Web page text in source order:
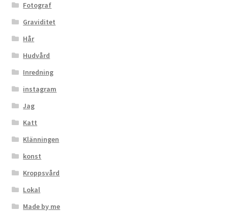
Fotograf
Graviditet
Hår
Hudvård
Inredning
instagram
Jag
Katt
Klänningen
konst
Kroppsvård
Lokal
Made by me